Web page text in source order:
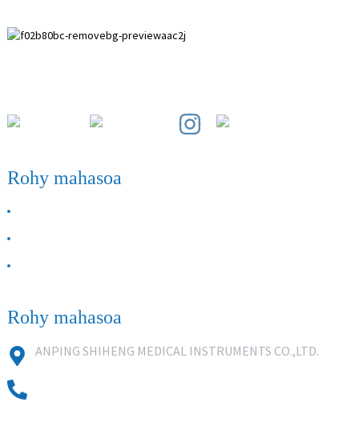
Rohy mahasoa
Rohy mahasoa
ANPING SHIHENG MEDICAL INSTRUMENTS CO.,LTD.